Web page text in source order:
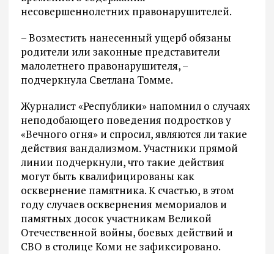
несовершеннолетних правонарушителей.
– Возместить нанесенный ущерб обязаны
родители или законные представители
малолетнего правонарушителя, –
подчеркнула Светлана Томме.
Журналист «Республики» напомнил о случаях
неподобающего поведения подростков у
«Вечного огня» и спросил, являются ли такие
действия вандализмом. Участники прямой
линии подчеркнули, что такие действия
могут быть квалифицированы как
осквернение памятника. К счастью, в этом
году случаев осквернения мемориалов и
памятных досок участникам Великой
Отечественной войны, боевых действий и
СВО в столице Коми не зафиксировано.